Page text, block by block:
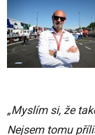
„Myslím si, že
Nejsem tomu